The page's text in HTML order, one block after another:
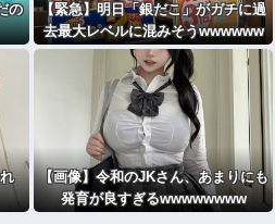
の
【緊急】明日「銀だこ」がガチに過
去最大レベルに混みそうwwwwww
wwwwwwwwwwwwwwwwwwww
【画像】令和のJKさん、あまりにも
発育が良すぎるwwwwwwww